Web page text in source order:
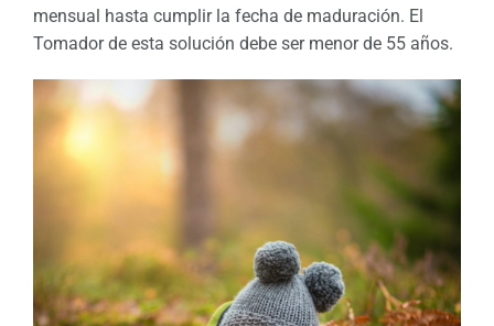
mensual hasta cumplir la fecha de maduración. El
Tomador de esta solución debe ser menor de 55 años.